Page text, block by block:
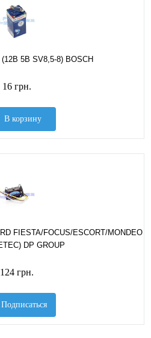
5В SV8,5-8) BOSCH
16 грн.
В корзину
FIESTA/FOCUS/ESCORT/MONDEO
DP GROUP
124 грн.
Подписаться